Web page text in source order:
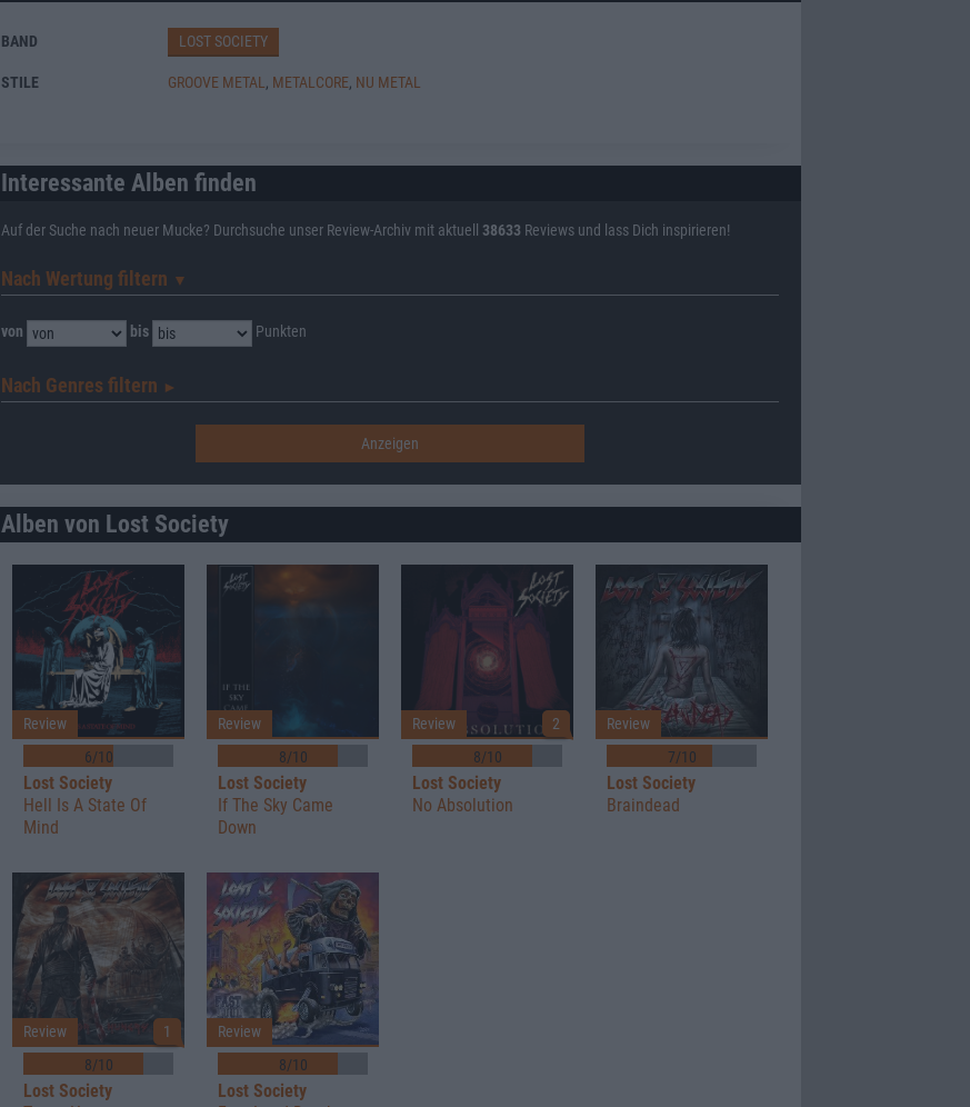
BAND LOST SOCIETY
STILE GROOVE METAL, METALCORE, NU METAL
Interessante Alben finden
Auf der Suche nach neuer Mucke? Durchsuche unser Review-Archiv mit aktuell 38633 Reviews und lass Dich inspirieren!
Nach Wertung filtern ▼︎
von bis Punkten
Nach Genres filtern ►︎
Alben von Lost Society
6/10
Review
Lost Society
Hell Is A State Of
Mind
8/10
Review
Lost Society
If The Sky Came
Down
8/10
Review
Lost Society
2
No Absolution
7/10
Review
Lost Society
Braindead
8/10
Review
Lost Society
1
8/10
Review
Lost Society